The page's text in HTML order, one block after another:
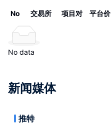
No 交易所 项目对 平台价
No data
新闻媒体
推特